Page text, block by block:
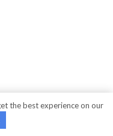
the best experience on our